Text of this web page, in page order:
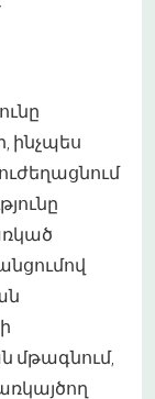
ինչպես
մթագնում,